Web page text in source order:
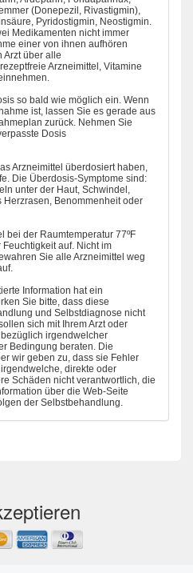
(Donepezil, Rivastigmin),
Pyridostigmin, Neostigmin.
Medikamenten nicht immer
einer von ihnen aufhören
Arzt über alle
Arzneimittel, Vitamine
so bald wie möglich ein. Wenn
ist, lassen Sie es gerade aus
zurück. Nehmen Sie
Dosis
Arzneimittel überdosiert haben,
Die Überdosis-Symptome sind:
unter der Haut, Schwindel,
Benommenheit oder
bei der Raumtemperatur 77ºF
auf. Nicht im
Sie alle Arzneimittel weg
Information hat ein
Sie bitte, dass diese
und Selbstdiagnose nicht
sich mit Ihrem Arzt oder
irgendwelcher
Bedingung beraten. Die
wir geben zu, dass sie Fehler
direkte oder
Schäden nicht verantwortlich, die
über die Web-Seite
der Selbstbehandlung.